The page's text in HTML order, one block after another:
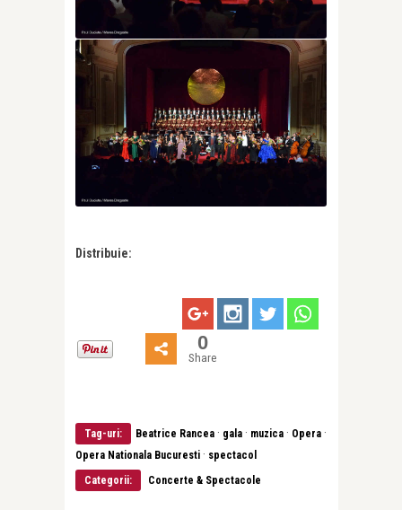
Distribuie:
0
Share
Tag-uri: Beatrice Rancea · gala · muzica · Opera ·
Opera Nationala Bucuresti · spectacol
Categorii:
Concerte & Spectacole